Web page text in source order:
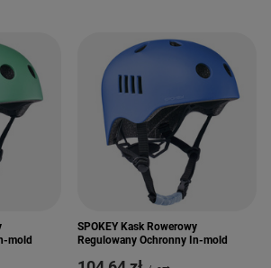
mold
SPOKEY Kask Rowerowy
Regulowany Ochronny In-mold